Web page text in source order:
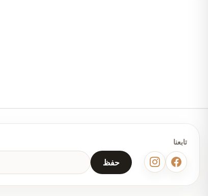
خصر مربوط
مكتب
حفظ
تابعنا